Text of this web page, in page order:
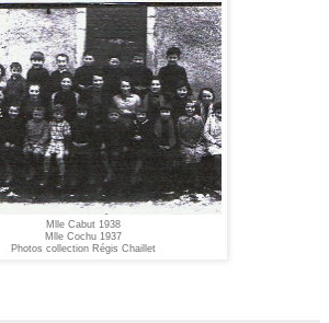
Mlle Cabut 1938
Mlle Cochu 1937
Photos collection Régis Chaillet